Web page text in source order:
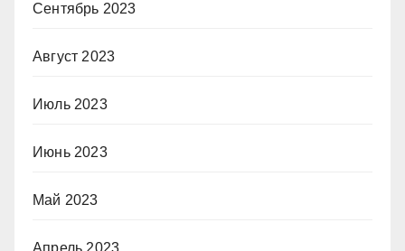
Сентябрь 2023
Август 2023
Июль 2023
Июнь 2023
Май 2023
Апрель 2023